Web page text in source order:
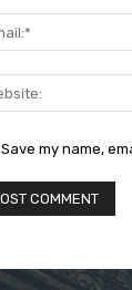
Save my name,